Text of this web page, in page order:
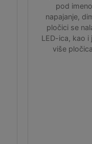
pod
napajanje,
pločici se
LED-ica, kao i
više